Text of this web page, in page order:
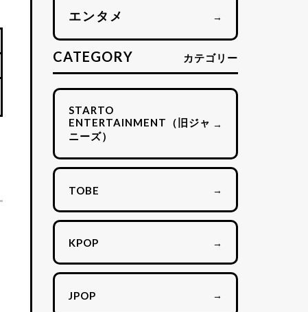
エンタメ →
CATEGORY カテゴリー
STARTO
ENTERTAINMENT（旧ジャ
ニーズ）
→
TOBE →
KPOP →
JPOP →